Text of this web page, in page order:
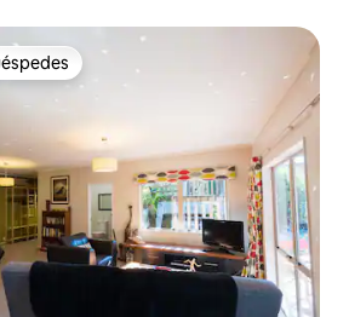
más destacados